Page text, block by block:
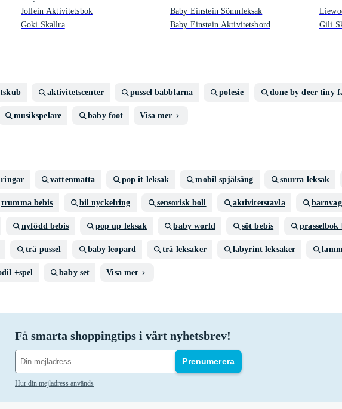
Jollein Aktivitetsbok
Goki Skallra
Baby Einstein Sömnleksak
Baby Einstein Aktivitetsbord
Gili
aktivitetscenter pussel babblarna polesie done by deer tiny
musikspelare baby foot Visa mer
vattenmatta pop it leksak mobil spjälsäng snurra leksak
trumma bebis bil nyckelring sensorisk boll aktivitetstavla
nyfödd bebis pop up leksak baby world söt bebis prasselbok
trä pussel baby leopard trä leksaker labyrint leksaker
+spel baby set Visa mer
Få smarta shoppingtips i vårt nyhetsbrev!
Prenumerera
Hur din mejladress används